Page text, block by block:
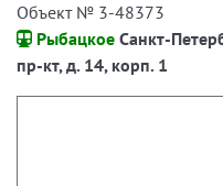
Объект № 3-48373
Рыбацкое Санкт-
пр-кт, д. 14, корп. 1